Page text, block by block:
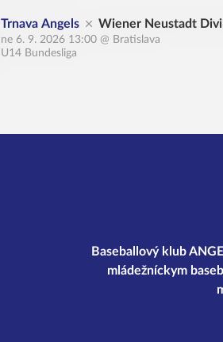
Trnava Angels Wiener Neustadt
ne 6. 9. 2026 13:00 @ Bratislava
U14 Bundesliga
Baseballový klub
mládežníckym